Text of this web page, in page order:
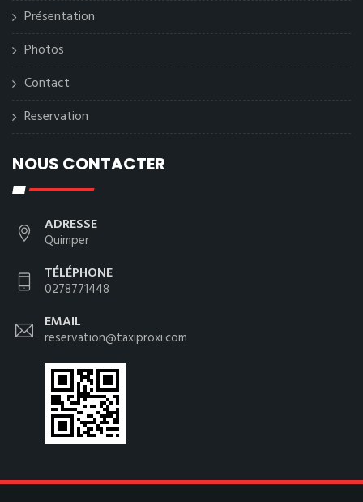
Présentation
Photos
Contact
Reservation
NOUS CONTACTER
ADRESSE
Quimper
TÉLÉPHONE
0278771448
EMAIL
reservation@taxiproxi.com